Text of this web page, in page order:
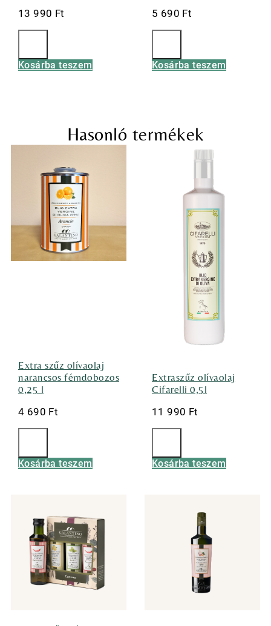
13 990 Ft
Kosárba teszem
5 690 Ft
Kosárba teszem
Hasonló termékek
Extra szűz olívaolaj
narancsos fémdobozos
0,25 l
4 690 Ft
Kosárba teszem
Extraszűz olívaolaj
Cifarelli 0,5l
11 990 Ft
Kosárba teszem